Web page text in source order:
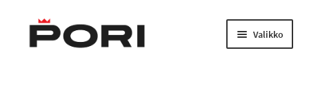
navigointiin
sisältöön
Valikko